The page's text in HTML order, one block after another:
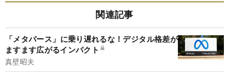
関連記事
「メタバース」に乗り遅れるな！デジタル格差が
ますます広がるインパクト
真壁昭夫